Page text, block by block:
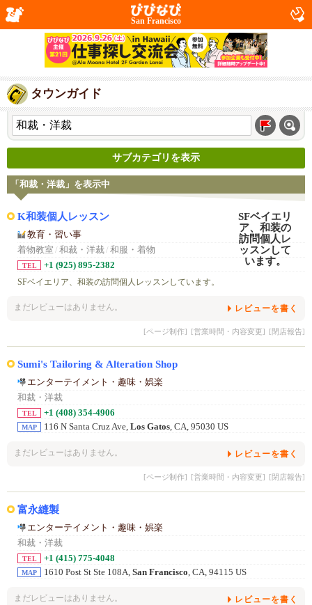
San Francisco
タウンガイド
サブカテゴリを表示
「和裁・洋裁」を表示中
K和装個人レッスン
教育・習い事
着物教室 / 和裁・洋裁/ 和服・着物
TEL
+1 (925) 895-2382
SFベイエリア、和装の訪問個人レッスンしています。
まだレビューはありません。 レビューを書く
[ページ制作] [営業時間・内容変更] [閉店報告]
Sumi's Tailoring & Alteration Shop
エンターテイメント・趣味・娯楽
和裁・洋裁
TEL +1 (408) 354-4906
MAP 116 N Santa Cruz Ave, Los Gatos, CA, 95030 US
まだレビューはありません。 レビューを書く
[ページ制作] [営業時間・内容変更] [閉店報告]
富永縫製
エンターテイメント・趣味・娯楽
和裁・洋裁
TEL +1 (415) 775-4048
MAP 1610 Post St Ste 108A, San Francisco, CA, 94115 US
まだレビューはありません。 レビューを書く